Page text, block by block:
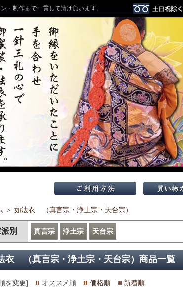
制作まで一貫して請け負います。
＞ 如法衣 （真言宗・浄土宗・天台宗）
別 真言宗 浄土宗 天台宗
衣 （真言宗・浄土宗・天台宗）商品一覧
を変更] オススメ順 価格順 新着順